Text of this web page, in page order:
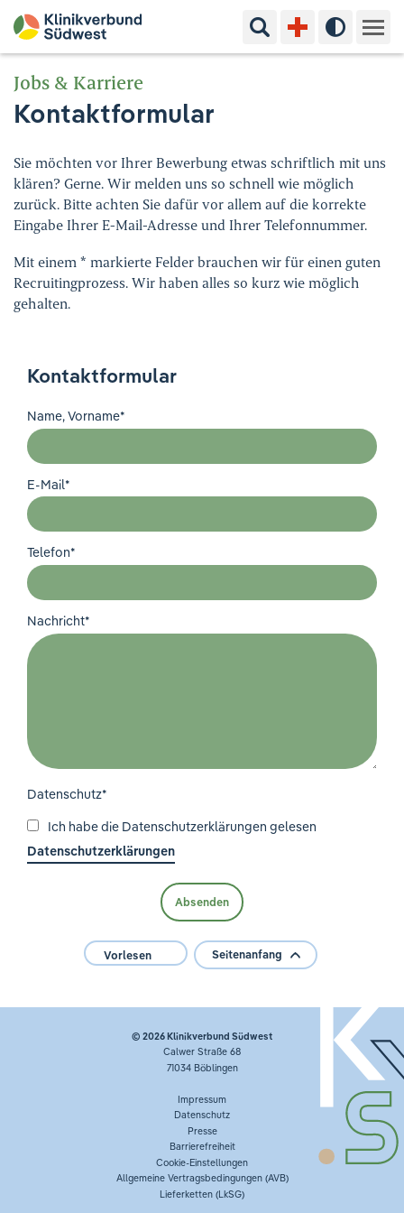
Suchbegriff eingeben
Hoher
Kliniken & Experten
Ihr Aufenthalt
Ausbildung & Studium
Jobs & Karriere
Standorte & Kontakt Aktuelles
Ihre Meinung ist uns wichtig!
Jobs & Karriere
Kontaktformular
Sie möchten vor Ihrer Bewerbung etwas schriftlich mit uns
klären? Gerne. Wir melden uns so schnell wie möglich
zurück. Bitte achten Sie dafür vor allem auf die korrekte
Eingabe Ihrer E-Mail-Adresse und Ihrer Telefonnummer.
Mit einem * markierte Felder brauchen wir für einen guten
Recruitingprozess. Wir haben alles so kurz wie möglich
gehalten.
Kontaktformular
Name, Vorname*
E-Mail*
Telefon*
Nachricht*
Datenschutz*
Ich habe die Datenschutzerklärungen gelesen
Datenschutzerklärungen
Vorlesen Seitenanfang
© 2026Klinikverbund Südwest
Calwer Straße 68
71034 Böblingen
Impressum
Datenschutz
Presse
Barrierefreiheit
Cookie-Einstellungen
Allgemeine Vertragsbedingungen (AVB)
Lieferketten (LkSG)